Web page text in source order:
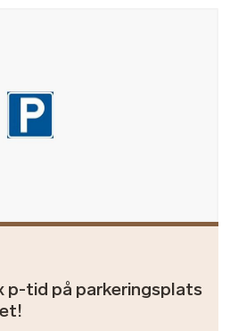
p-tid på parkeringsplats